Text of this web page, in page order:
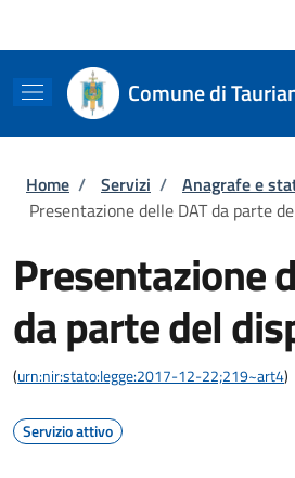
Comune di
Briciole di pane
Home / Servizi / Anagrafe e
Presentazione delle DAT da parte
Presentazione
da parte del
(urn:nir:stato:legge:2017-12-22;219~art4)
Servizio attivo